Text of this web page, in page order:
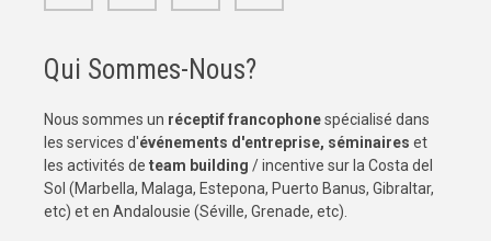
Qui Sommes-Nous?
Nous sommes un réceptif francophonespécialisé dans
les services d'événements d'entreprise, séminaires et
les activités de team building / incentive sur la Costa del
Sol (Marbella, Malaga, Estepona, Puerto Banus, Gibraltar,
etc) et en Andalousie (Séville, Grenade, etc).